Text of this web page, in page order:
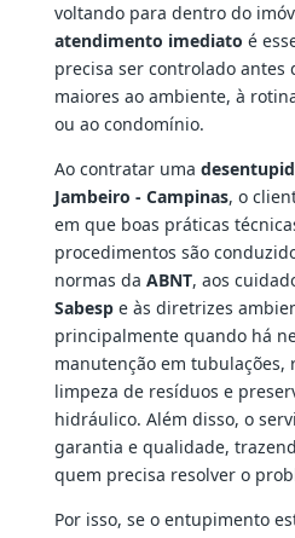
voltando para dentro do
atendimento imediato é
precisa ser controlado antes
maiores ao ambiente, à
ou ao condomínio.
Ao contratar uma
Jambeiro - Campinas, o
em que boas práticas
procedimentos são
normas da ABNT, aos
Sabespe às diretrizes
principalmente quando há
manutenção em tubulações,
limpeza de resíduos e
hidráulico. Além disso, o
garantia e qualidade,
quem precisa resolver o
Por isso, se o entupimento